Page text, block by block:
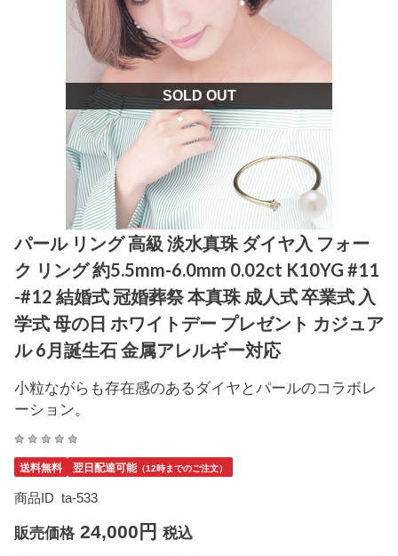
SOLD OUT
パール リング 高級 淡水真珠 ダイヤ入 フォー
ク リング 約5.5mm-6.0mm 0.02ct K10YG #11
-#12 結婚式 冠婚葬祭 本真珠 成人式 卒業式 入
学式 母の日 ホワイトデー プレゼント カジュア
ル 6月誕生石 金属アレルギー対応
小粒ながらも存在感のあるダイヤとパールのコラボレ
ーション。
送料無料 翌日配達可能（12時までのご注文）
商品ID ta-533
販売価格 24,000円 税込